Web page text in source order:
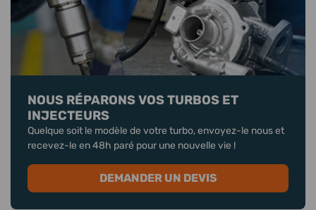
NOUS RÉPARONS VOS TURBOS ET
INJECTEURS
Quelque soit le modèle de votre turbo, envoyez-le nous et
recevez-le en 48h paré pour une nouvelle vie !
DEMANDER UN DEVIS